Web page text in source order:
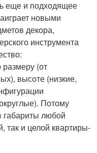
еще и подходящее
новыми
декора,
инструмента
(от
высоте (низкие,
Потому
любой
так и целой квартиры-